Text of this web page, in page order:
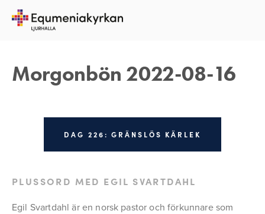
Morgonbön 2022-08-16
DAG 226: GRÄNSLÖS KÄRLEK
PLUSSORD MED EGIL SVARTDAHL
Egil Svartdahl är en norsk pastor och förkunnare som
16 AUGUSTI 2022